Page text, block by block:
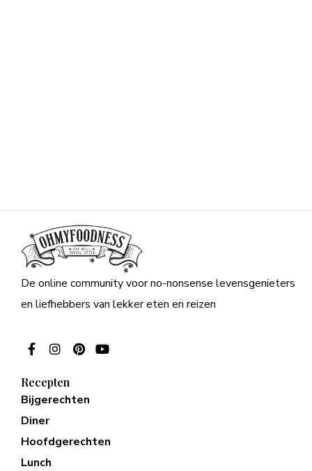
De online community voor no-nonsense levensgenieters
en liefhebbers van lekker eten en reizen
Recepten
Bijgerechten
Diner
Hoofdgerechten
Lunch